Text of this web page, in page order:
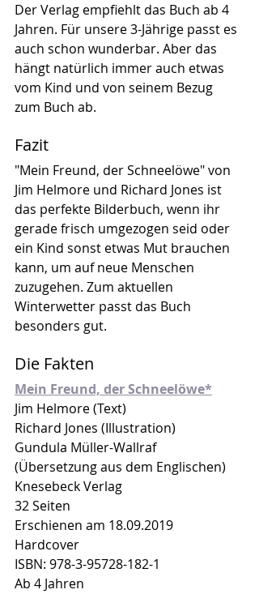
Der Verlag empfiehlt das Buch ab 4
Jahren. Für unsere 3-Jährige passt es
auch schon wunderbar. Aber das
hängt natürlich immer auch etwas
vom Kind und von seinem Bezug
zum Buch ab.
Fazit
"Mein Freund, der Schneelöwe" von
Jim Helmore und Richard Jones ist
das perfekte Bilderbuch, wenn ihr
gerade frisch umgezogen seid oder
ein Kind sonst etwas Mut brauchen
kann, um auf neue Menschen
zuzugehen. Zum aktuellen
Winterwetter passt das Buch
besonders gut.
Die Fakten
Mein Freund, der Schneelöwe*
Jim Helmore (Text)
Richard Jones (Illustration)
Gundula Müller-Wallraf
(Übersetzung aus dem Englischen)
Knesebeck Verlag
32 Seiten
Erschienen am 18.09.2019
Hardcover
ISBN: 978-3-95728-182-1
Ab 4 Jahren